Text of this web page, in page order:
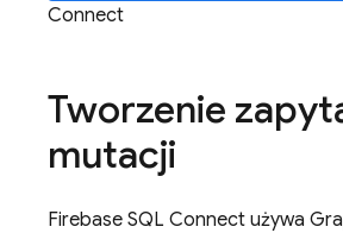
Connect
Tworzenie
mutacji
Firebase SQL Connect używa